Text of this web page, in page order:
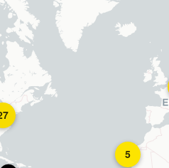
5